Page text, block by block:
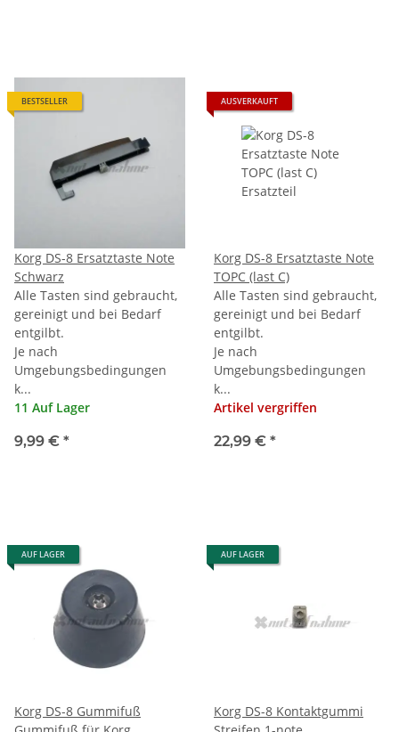
BESTSELLER
Korg DS-8 Ersatztaste Note
Schwarz
Alle Tasten sind gebraucht,
gereinigt und bei Bedarf
entgilbt.
Je nach
Umgebungsbedingungen
k...
11 Auf Lager
9,99 € *
AUSVERKAUFT
Korg DS-8 Ersatztaste Note
TOPC (last C)
Alle Tasten sind gebraucht,
gereinigt und bei Bedarf
entgilbt.
Je nach
Umgebungsbedingungen
k...
Artikel vergriffen
22,99 € *
AUF LAGER
Korg DS-8 Gummifuß
AUF LAGER
Korg DS-8 Kontaktgummi